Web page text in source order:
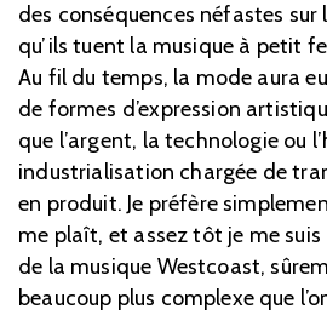
des conséquences néfastes sur
qu’ils tuent la musique à petit
Au fil du temps, la mode aura
de formes d’expression
que l’argent, la technologie ou
industrialisation chargée de
en produit. Je préfère
me plaît, et assez tôt je me
de la musique Westcoast,
beaucoup plus complexe que